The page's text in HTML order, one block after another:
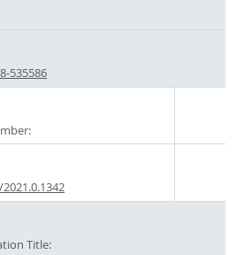
535586
Title: